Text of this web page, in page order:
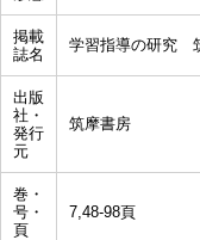
掲載
誌名
学習指導の研究
出版
社・
発行
元
筑摩書房
巻・
号・
頁
7,48-98頁